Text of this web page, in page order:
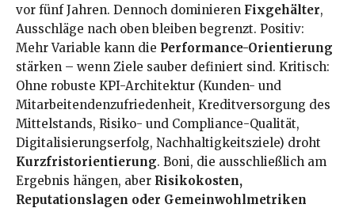
vor fünf Jahren. Dennoch dominieren Fixgehälter,
Ausschläge nach oben bleiben begrenzt. Positiv:
Mehr Variable kann die Performance-Orientierung
stärken – wenn Ziele sauber definiert sind. Kritisch:
Ohne robuste KPI-Architektur (Kunden- und
Mitarbeitendenzufriedenheit, Kreditversorgung des
Mittelstands, Risiko- und Compliance-Qualität,
Digitalisierungserfolg, Nachhaltigkeitsziele) droht
Kurzfristorientierung. Boni, die ausschließlich am
Ergebnis hängen, aber Risikokosten,
Reputationslagen oder Gemeinwohlmetriken